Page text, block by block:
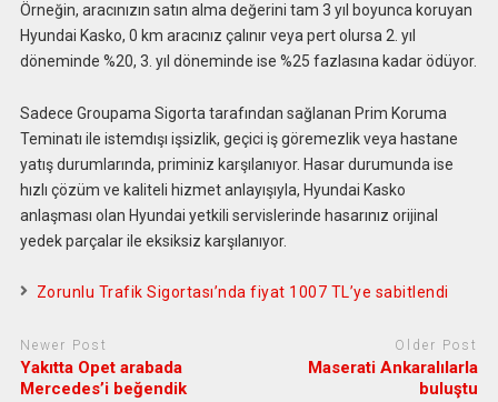
Örneğin, aracınızın satın alma değerini tam 3 yıl boyunca koruyan
Hyundai Kasko, 0 km aracınız çalınır veya pert olursa 2. yıl
döneminde %20, 3. yıl döneminde ise %25 fazlasına kadar ödüyor.
Sadece Groupama Sigorta tarafından sağlanan Prim Koruma
Teminatı ile istemdışı işsizlik, geçici iş göremezlik veya hastane
yatış durumlarında, priminiz karşılanıyor. Hasar durumunda ise
hızlı çözüm ve kaliteli hizmet anlayışıyla, Hyundai Kasko
anlaşması olan Hyundai yetkili servislerinde hasarınız orijinal
yedek parçalar ile eksiksiz karşılanıyor.
Zorunlu Trafik Sigortası’nda fiyat 1007 TL’ye sabitlendi
Newer Post
Yakıtta Opet arabada
Mercedes’i beğendik
Older Post
Maserati Ankaralılarla
buluştu